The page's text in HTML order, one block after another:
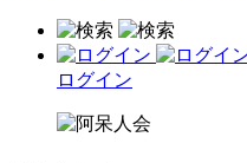
ログイン